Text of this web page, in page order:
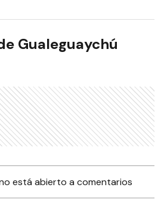
Gualeguaychú
está abierto a comentarios